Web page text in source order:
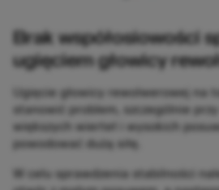
Brak współosiowości
ugięciem głowicy
Ugięcie głowicy rewolwerowej na
stanowić problem, szczególnie
większych wierteł i wysokich
powodować dużą siłę.
W celu sprawdzenia stabilności